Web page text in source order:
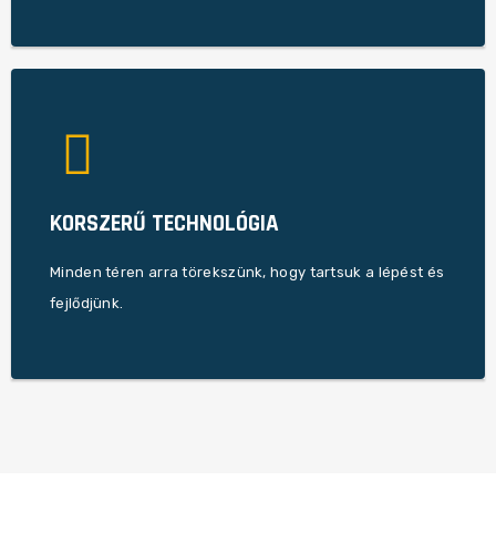
KORSZERŰ TECHNOLÓGIA
Minden téren arra törekszünk, hogy tartsuk a lépést és
fejlődjünk.Napjainkban minden gyorsulni látszik. Pedig valójában
csak a technológia változik, ami kihatással van az adott
minőségére). Az építőiparban az egyik legjelentősebb
változást a különböző területein megjelenő gépesítés